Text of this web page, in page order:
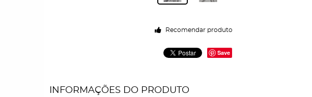
Recomendar produto
Save
INFORMAÇÕES DO PRODUTO